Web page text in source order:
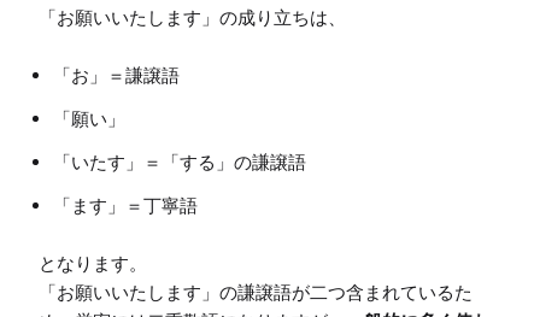
「お」＝謙譲語
「願い」
「いたす」＝「する」の謙譲語
「ます」＝丁寧語
となります。
「お願いいたします」の謙譲語が二つ含まれているた